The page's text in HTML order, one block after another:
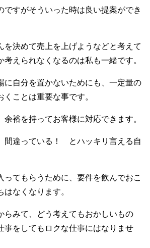
ですがそういった時は良い提案ができ
を決めて売上を上げようなどと考えて
考えられなくなるのは私も一緒です。
に自分を置かないためにも、一定量の
ことは重要な事です。
裕を持ってお客様に対応できます。
間違っている！ とハッキリ言える自
ってもらうために、要件を飲んでおこ
なくなります。
らみて、どう考えてもおかしいもの
事をしてもロクな仕事にはなりませ